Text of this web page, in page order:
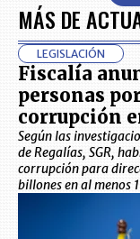
MÁS DE
LEGISLACIÓN
Fiscalía
personas
corrupción
Según las
de Regalías, SGR,
corrupción para
billones en al menos